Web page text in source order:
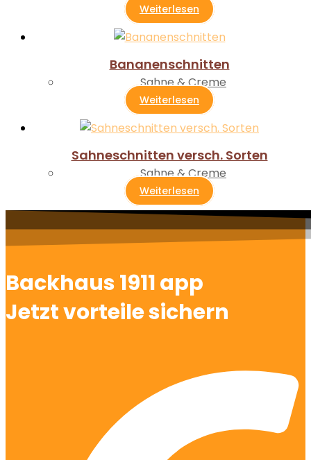
Weiterlesen
Bananenschnitten
Sahne & Creme
Weiterlesen
Sahneschnitten versch. Sorten
Sahne & Creme
Weiterlesen
Backhaus 1911 app
Jetzt vorteile sichern